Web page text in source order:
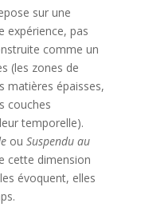
sur une
expérience, pas
comme un
(les zones de
matières épaisses,
couches
temporelle).
ou Suspendu au
cette dimension
évoquent, elles